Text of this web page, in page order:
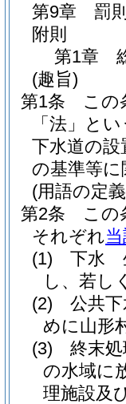
第9章
罰
附則
第1章
(趣旨)
第1条
この
「法」と
下水道の設
の基準等
(用語の定
第2条
この
それぞれ
(1)
下水
し、若し
(2)
公共
めに山形
(3)
終末
の水域に
理施設及